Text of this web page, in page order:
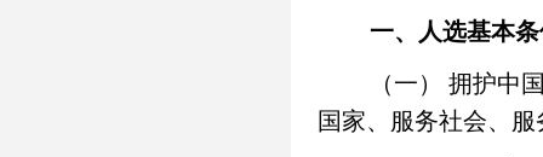
一、人选基本
（一） 拥护中
国家、服务社会、